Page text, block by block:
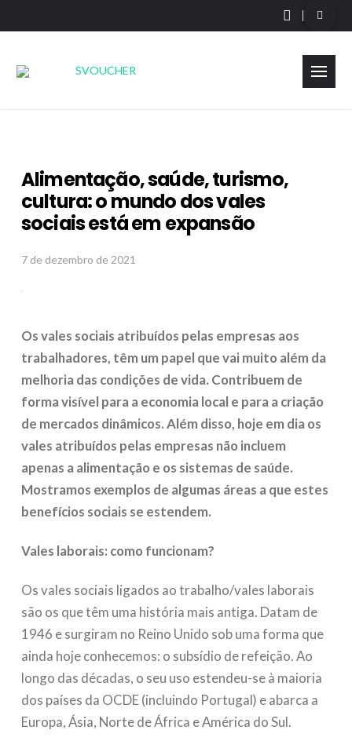
Alimentação, saúde, turismo,
cultura: o mundo dos vales
sociais está em expansão
7 de dezembro de 2021
Os vales sociais atribuídos pelas empresas aos
trabalhadores, têm um papel que vai muito além da
melhoria das condições de vida. Contribuem de
forma visível para a economia local e para a criação
de mercados dinâmicos. Além disso, hoje em dia os
vales atribuídos pelas empresas não incluem
apenas a alimentação e os sistemas de saúde.
Mostramos exemplos de algumas áreas a que estes
benefícios sociais se estendem.
Vales laborais: como funcionam?
Os vales sociais ligados ao trabalho/vales laborais
são os que têm uma história mais antiga. Datam de
1946 e surgiram no Reino Unido sob uma forma que
ainda hoje conhecemos: o subsídio de refeição. Ao
longo das décadas, o seu uso estendeu-se à maioria
dos países da OCDE (incluindo Portugal) e abarca a
Europa, Ásia, Norte de África e América do Sul.